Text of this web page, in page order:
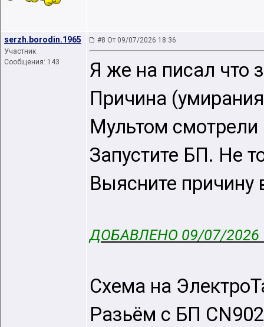
serzh.borodin.1965
Участник
Сообщения: 143
#8 От 09/07/2026 18:36
Я же на писал что
Причина
Мультом
Запустите БП. Не
Выясните
ДОБАВЛЕНО 09/07/2026
Схема на
Разьём с БП